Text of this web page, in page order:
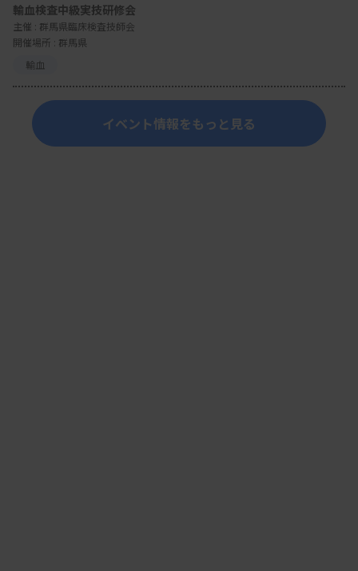
輸血検査中級実技研修会
主催 : 群馬県臨床検査技師会
開催場所 : 群馬県
輸血
イベント情報をもっと見る